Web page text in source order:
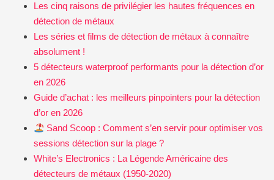
Les cinq raisons de privilégier les hautes fréquences en
détection de métaux
Les séries et films de détection de métaux à connaître
absolument !
5 détecteurs waterproof performants pour la détection d’or
en 2026
Guide d’achat : les meilleurs pinpointers pour la détection
d’or en 2026
Sand Scoop : Comment s’en servir pour optimiser vos
sessions détection sur la plage ?
White’s Electronics : La Légende Américaine des
détecteurs de métaux (1950-2020)